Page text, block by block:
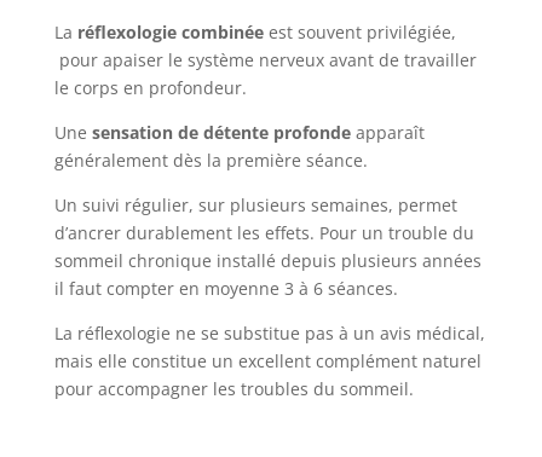
La réflexologie combinée est souvent privilégiée,
pour apaiser le système nerveux avant de travailler
le corps en profondeur.
Une sensation de détente profondeapparaît
généralement dès la première séance.
Un suivi régulier, sur plusieurs semaines, permet
d’ancrer durablement les effets. Pour un trouble du
sommeil chronique installé depuis plusieurs années
il faut compter en moyenne 3 à 6 séances.
La réflexologie ne se substitue pas à un avis médical,
mais elle constitue un excellent complément naturel
pour accompagner les troubles du sommeil.